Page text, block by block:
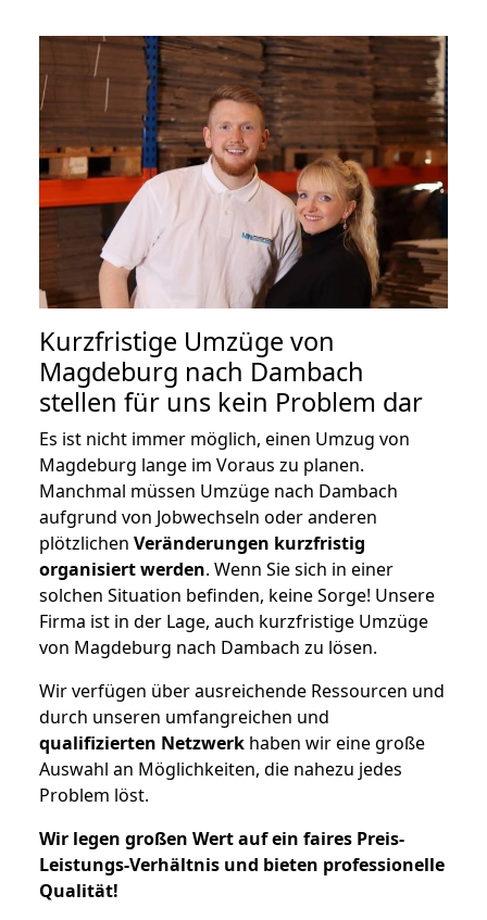
Kurzfristige Umzüge von
Magdeburg nach Dambach
stellen für uns kein Problem dar
Es ist nicht immer möglich, einen Umzug von
Magdeburg lange im Voraus zu planen.
Manchmal müssen Umzüge nach Dambach
aufgrund von Jobwechseln oder anderen
plötzlichen Veränderungen kurzfristig
organisiert werden. Wenn Sie sich in einer
solchen Situation befinden, keine Sorge! Unsere
Firma ist in der Lage, auch kurzfristige Umzüge
von Magdeburg nach Dambach zu lösen.
Wir verfügen über ausreichende Ressourcen und
durch unseren umfangreichen und
qualifizierten Netzwerk haben wir eine große
Auswahl an Möglichkeiten, die nahezu jedes
Problem löst.
Wir legen großen Wert auf ein faires Preis-
Leistungs-Verhältnis und bieten professionelle
Qualität!